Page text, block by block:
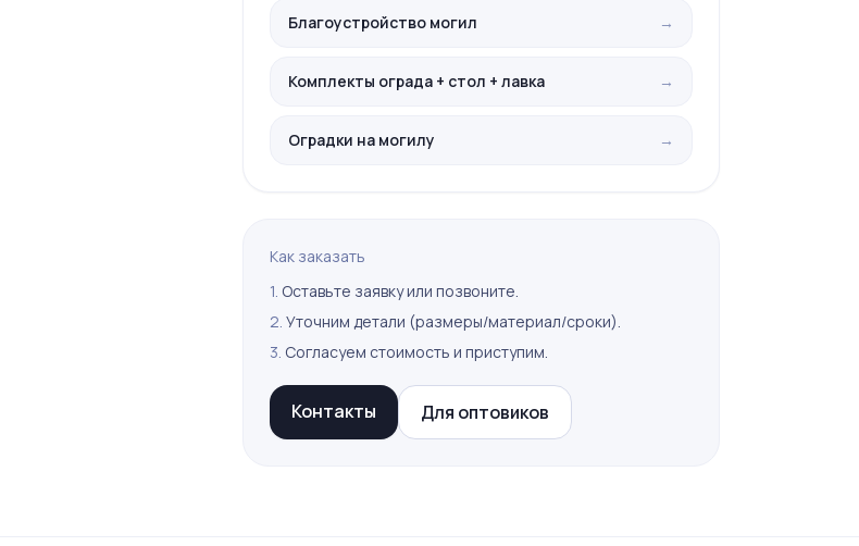
Благоустройство могил →
Комплекты ограда + стол + лавка →
Оградки на могилу →
Как заказать
1. Оставьте заявку или позвоните.
2. Уточним детали (размеры/материал/сроки).
3. Согласуем стоимость и приступим.
Контакты Для оптовиков